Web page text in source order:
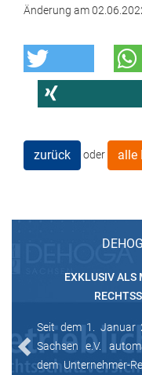
Änderung am
zurück oder alle
EXKLUSIV ALS
Seit dem 1. Januar
Sachsen e.V.
dem Unternehmer-
Previous